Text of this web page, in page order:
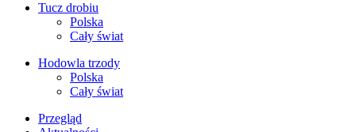
Tucz drobiu
Polska
Cały świat
Hodowla trzody
Polska
Cały świat
Przegląd